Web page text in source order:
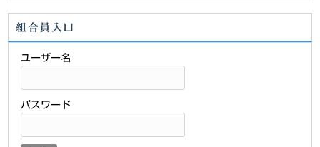
組合員入口
ユーザー名
パスワード